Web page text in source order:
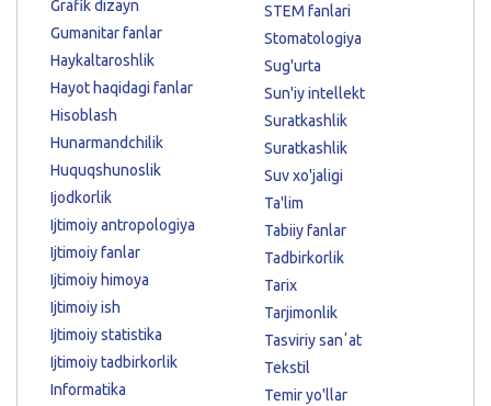
Grafik dizayn
Gumanitar fanlar
Haykaltaroshlik
Hayot haqidagi fanlar
Hisoblash
Hunarmandchilik
Huquqshunoslik
Ijodkorlik
Ijtimoiy antropologiya
Ijtimoiy fanlar
Ijtimoiy himoya
Ijtimoiy ish
Ijtimoiy statistika
Ijtimoiy tadbirkorlik
Informatika
STEM fanlari
Stomatologiya
Sug'urta
Sun'iy intellekt
Suratkashlik
Suratkashlik
Suv xo'jaligi
Ta'lim
Tabiiy fanlar
Tadbirkorlik
Tarix
Tarjimonlik
Tasviriy sanʼat
Tekstil
Temir yo'llar